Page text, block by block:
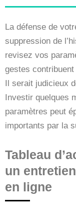
La défense de
suppression de
revisez vos
gestes
Il serait judicieux
Investir quelques
paramètres peut
importants par la
Tableau
un
en ligne